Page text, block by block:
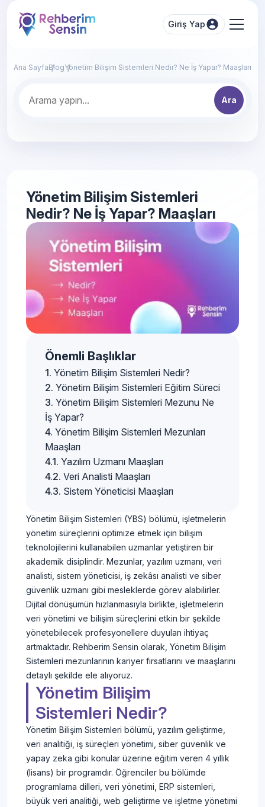
Giriş Yap
Ana SayfaBlogYönetim Bilişim Sistemleri Nedir? Ne İş Yapar? Maaşları
Ara
Yönetim Bilişim Sistemleri
Nedir? Ne İş Yapar? Maaşları
Önemli Başlıklar
Yönetim Bilişim Sistemleri Nedir?
Yönetim Bilişim Sistemleri Eğitim Süreci
Yönetim Bilişim Sistemleri Mezunu Ne
İş Yapar?
Yönetim Bilişim Sistemleri Mezunları
Maaşları
Yazılım Uzmanı Maaşları
Veri Analisti Maaşları
Sistem Yöneticisi Maaşları
Yönetim Bilişim Sistemleri (YBS) bölümü, işletmelerin
yönetim süreçlerini optimize etmek için bilişim
teknolojilerini kullanabilen uzmanlar yetiştiren bir
akademik disiplindir. Mezunlar, yazılım uzmanı, veri
analisti, sistem yöneticisi, iş zekâsı analisti ve siber
güvenlik uzmanı gibi mesleklerde görev alabilirler.
Dijital dönüşümün hızlanmasıyla birlikte, işletmelerin
veri yönetimi ve bilişim süreçlerini etkin bir şekilde
yönetebilecek profesyonellere duyulan ihtiyaç
artmaktadır. Rehberim Sensin olarak, Yönetim Bilişim
Sistemleri mezunlarının kariyer fırsatlarını ve maaşlarını
detaylı şekilde ele alıyoruz.
Yönetim Bilişim
Sistemleri Nedir?
Yönetim Bilişim Sistemleri bölümü, yazılım geliştirme,
veri analitiği, iş süreçleri yönetimi, siber güvenlik ve
yapay zeka gibi konular üzerine eğitim veren 4 yıllık
(lisans) bir programdır. Öğrenciler bu bölümde
programlama dilleri, veri yönetimi, ERP sistemleri,
büyük veri analitiği, web geliştirme ve işletme yönetimi